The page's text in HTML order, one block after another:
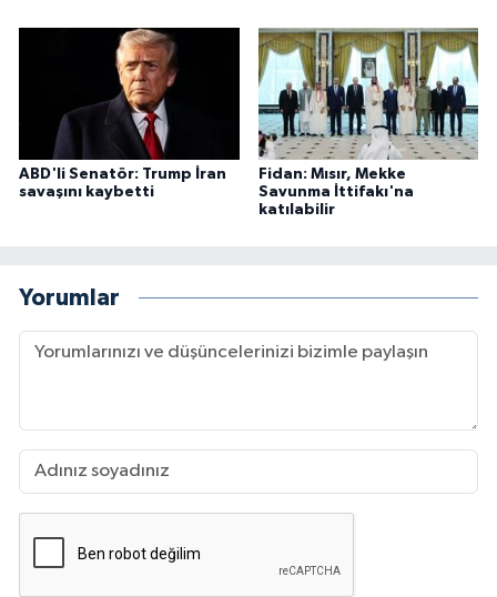
ABD'li Senatör: Trump İran
savaşını kaybetti
Fidan: Mısır, Mekke
Savunma İttifakı'na
katılabilir
Yorumlar